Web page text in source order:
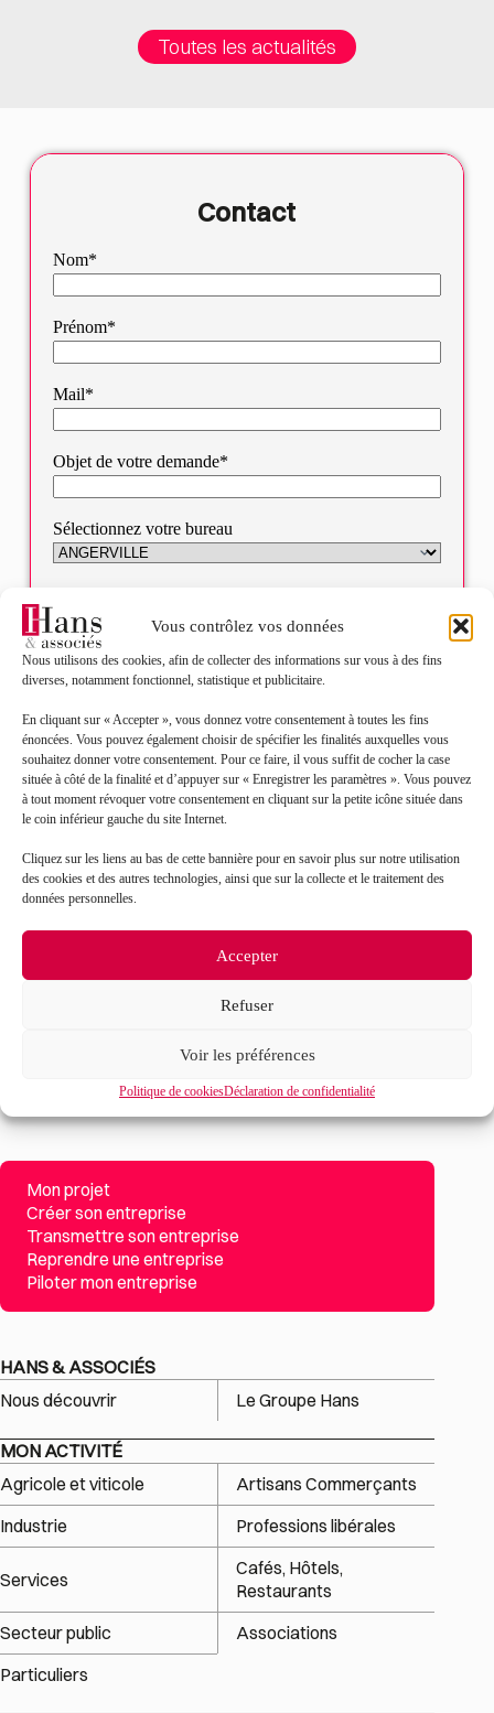
Vous contrôlez vos données
Nous utilisons des cookies, afin de collecter des informations sur vous à des fins
diverses, notamment fonctionnel, statistique et publicitaire.
En cliquant sur « Accepter », vous donnez votre consentement à toutes les fins
énoncées. Vous pouvez également choisir de spécifier les finalités auxquelles vous
souhaitez donner votre consentement. Pour ce faire, il vous suffit de cocher la case
située à côté de la finalité et d’appuyer sur « Enregistrer les paramètres ». Vous pouvez
à tout moment révoquer votre consentement en cliquant sur la petite icône située dans
le coin inférieur gauche du site Internet.
Cliquez sur les liens au bas de cette bannière pour en savoir plus sur notre utilisation
des cookies et des autres technologies, ainsi que sur la collecte et le traitement des
données personnelles.
Accepter
Refuser
Voir les préférences
Politique de cookiesDéclaration de confidentialité
Toutes les actualités
Contact
Nom*
Prénom*
Mail*
Objet de votre demande*
Sélectionnez votre bureau
RGPDJ’accepte que mes données soient traitées en accord
avec la politique de confidentialité du site*
d’utilisations’appliquent.
Mon projet
Créer son entreprise
Transmettre son entreprise
Reprendre une entreprise
Piloter mon entreprise
HANS & ASSOCIÉS
Nous découvrir
Le Groupe Hans
MON ACTIVITÉ
Agricole et viticole
Artisans Commerçants
Industrie
Professions libérales
Services
Cafés, Hôtels,
Restaurants
Secteur public
Associations
Particuliers